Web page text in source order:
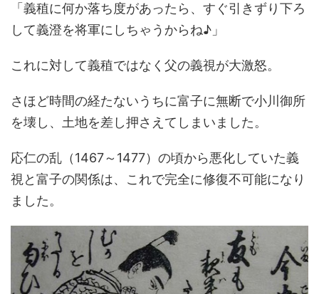
「義稙に何か落ち度があったら、すぐ引きずり下ろ
して義澄を将軍にしちゃうからね♪」
これに対して義稙ではなく父の義視が大激怒。
さほど時間の経たないうちに富子に無断で小川御所
を壊し、土地を差し押さえてしまいました。
応仁の乱（1467～1477）の頃から悪化していた義
視と富子の関係は、これで完全に修復不可能になり
ました。